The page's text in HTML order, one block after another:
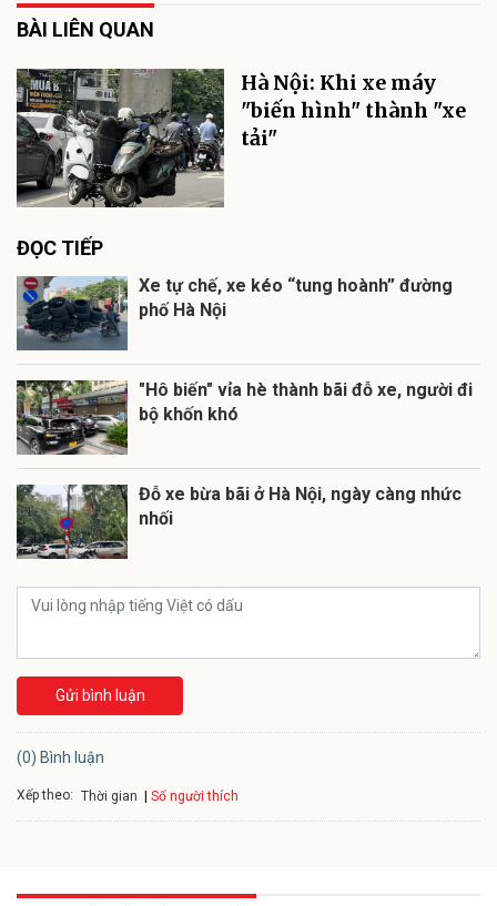
BÀI LIÊN QUAN
Hà Nội: Khi xe máy
"biến hình" thành "xe
tải"
ĐỌC TIẾP
Xe tự chế, xe kéo “tung hoành” đường
phố Hà Nội
"Hô biến" vỉa hè thành bãi đỗ xe, người đi
bộ khốn khó
Đỗ xe bừa bãi ở Hà Nội, ngày càng nhức
nhối
Gửi bình luận
(0) Bình luận
Xếp theo: Thời gian Số người thích